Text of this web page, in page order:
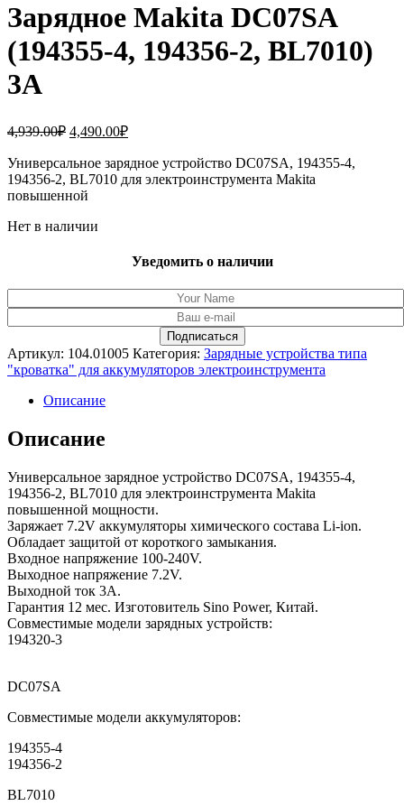
Зарядное Makita DC07SA
(194355-4, 194356-2, BL7010)
3A
4,939.00₽ Первоначальная
составляла
4,939.00₽.
4,490.00₽Текущая
4,490.00₽.
Универсальное зарядное устройство DC07SA, 194355-4,
194356-2, BL7010 для электроинструмента Makita
повышенной
Нет в наличии
Уведомить о наличии
Артикул: 104.01005 Категория: Зарядные устройства типа
"кроватка" для аккумуляторов электроинструмента
Описание
Описание
Универсальное зарядное устройство DC07SA, 194355-4,
194356-2, BL7010 для электроинструмента Makita
повышенной мощности.
Заряжает 7.2V аккумуляторы химического состава Li-ion.
Обладает защитой от короткого замыкания.
Входное напряжение 100-240V.
Выходное напряжение 7.2V.
Выходной ток 3А.
Гарантия 12 мес. Изготовитель Sino Power, Китай.
Совместимые модели зарядных устройств:
194320-3
DC07SA
Совместимые модели аккумуляторов:
194355-4
194356-2
BL7010